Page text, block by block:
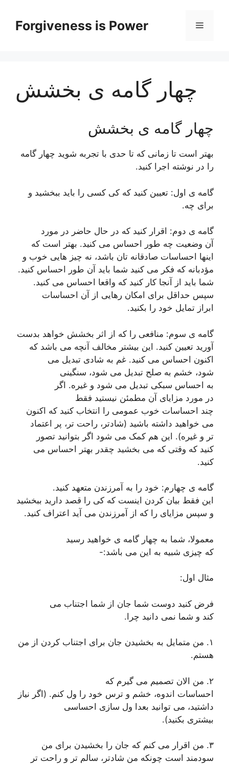
contentForgiveness is Power Menu
چهار گامه ی بخشش
چهار گامه ی بخشش
بهتر است تا زمانی که تا حدی با تجربه شوید چهار گامه
را در نوشته اجرا کنید.
گامه ی اول: تعیین کنید که کی کسی را باید ببخشید و
برای چه.
گامه ی دوم: اقرار کنید که در حال حاضر در مورد
آن وضعیت چه طور احساس می کنید. بهتر است که
اینها احساسات صادقانه تان باشد، نه چیز هایی خوب و
مؤدبانه که فکر می کنید شما باید آن طور احساس کنید.
شما باید از آنجا کار کنید که واقعا احساس می کنید.
سپس حداقل برای امکان رهایی از آن احساسات
ابراز تمایل خود را بکنید.
گامه ی سوم: منافعی را که از اثر بخشش خواهد بدست
آورید تعیین کنید. این بیشتر مخالف آنچه می باشد که
اکنون احساس می کنید. غم به شادی تبدیل می
شود، خشم به صلح تبدیل می شود، سنگینی
به احساس سبکی تبدیل می شود و غیره. اگر
در مورد مزایای آن مطمئن نیستید فقط
چند احساسات خوب عمومی را انتخاب کنید که اکنون
می خواهید داشته باشید (شادتر، راحت تر، پر اعتماد
تر و غیره). این هم کمک می شود اگر بتوانید تصور
کنید که وقتی که می بخشید چقدر بهتر احساس می
کنید.
گامه ی چهارم: خود را به آمرزندن متعهد کنید.
این فقط بیان کردن اینست که کی را قصد دارید ببخشید
و سپس مزایای را که از آمرزندن می آید اعتراف کنید.
معمولا، شما به چهار گامه ی خواهید رسید
که چیزی شبیه به این می باشد:-
مثال اول:
فرض کنید دوست شما جان از شما اجتناب می
کند و شما نمی دانید چرا.
۱. من متمایل به بخشیدن جان برای اجتناب کردن از من
هستم.
۲. من الان تصمیم می گیرم که
احساسات اندوه، خشم و ترس خود را ول کنم. (اگر نیاز
داشتید، می توانید بعدا ول سازی احساسی
بیشتری بکنید).
۳. من اقرار می کنم که جان را بخشیدن برای من
سودمند است چونکه من شادتر، سالم تر و راحت تر